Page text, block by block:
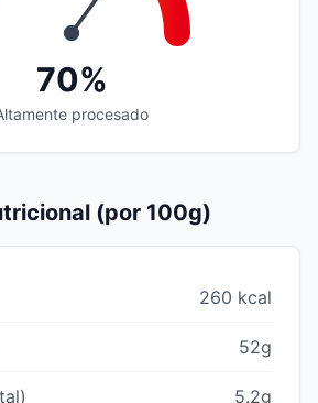
70%
procesado
(por 100g)
260 kcal
52g
5.2g